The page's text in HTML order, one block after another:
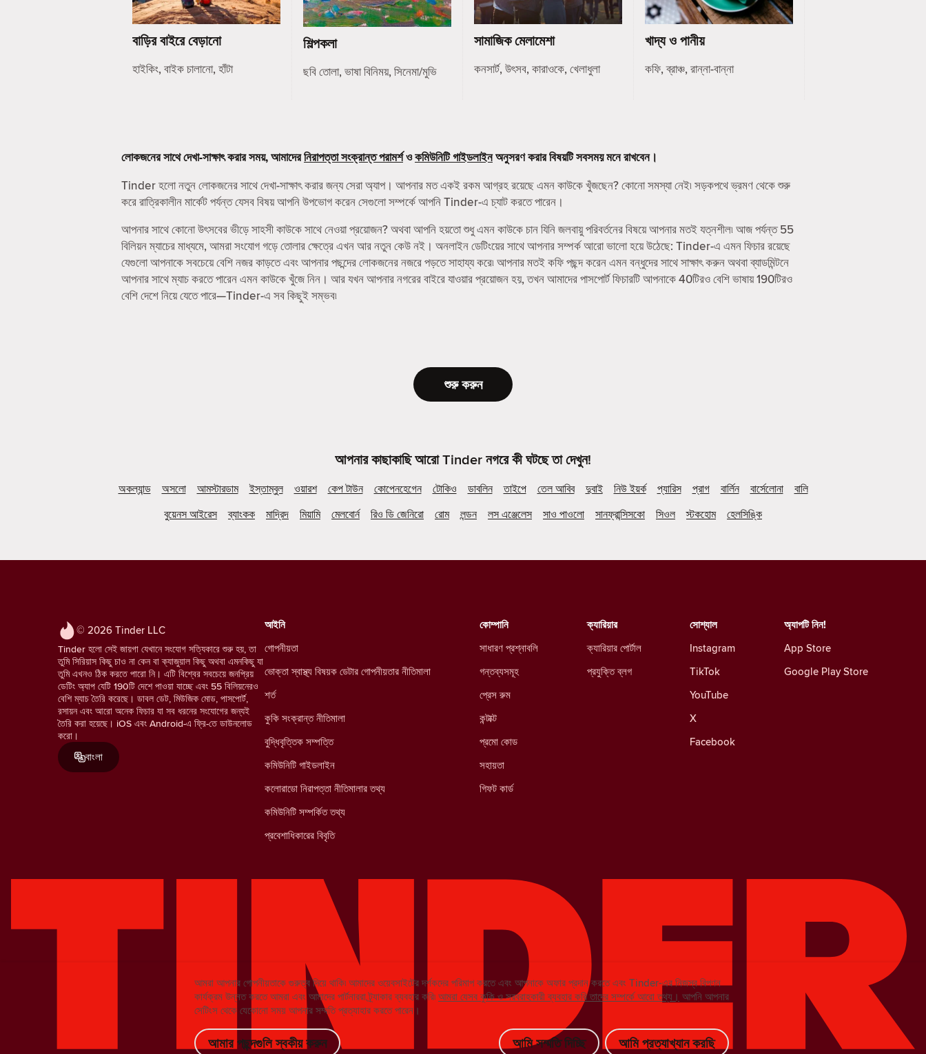
বাড়ির বাইরে বেড়ানো
হাইকিং, বাইক চালানো, হাঁটা
শিল্পকলা
ছবি তোলা, ভাষা বিনিময়, সিনেমা/মুভি
সামাজিক মেলামেশা
কনসার্ট, উৎসব, কারাওকে, খেলাধুলা
খাদ্য ও পানীয়
কফি, ব্রাঞ্চ, রান্না-বান্না
লোকজনের সাথে দেখা-সাক্ষাৎ করার সময়, আমাদেরনিরাপত্তা সংক্রান্ত পরামর্শওকমিউনিটি গাইডলাইনঅনুসরণ করার বিষয়টি সবসময় মনে রাখবেন।
Tinder হলো নতুন লোকজনের সাথে দেখা-সাক্ষাৎ করার জন্য সেরা অ্যাপ। আপনার মত একই রকম আগ্রহ রয়েছে এমন কাউকে খুঁজছেন? কোনো সমস্যা নেই৷ সড়কপথে ভ্রমণ থেকে শুরু
করে রাত্রিকালীন মার্কেট পর্যন্ত যেসব বিষয় আপনি উপভোগ করেন সেগুলো সম্পর্কে আপনি Tinder-এ চ্যাট করতে পারেন।
আপনার সাথে কোনো উৎসবের ভীড়ে সাহসী কাউকে সাথে নেওয়া প্রয়োজন? অথবা আপনি হয়তো শুধু এমন কাউকে চান যিনি জলবায়ু পরিবর্তনের বিষয়ে আপনার মতই যত্নশীল৷ আজ পর্যন্ত 55
বিলিয়ন ম্যাচের মাধ্যমে, আমরা সংযোগ গড়ে তোলার ক্ষেত্রে এখন আর নতুন কেউ নই। অনলাইন ডেটিংয়ের সাথে আপনার সম্পর্ক আরো ভালো হয়ে উঠেছে: Tinder-এ এমন ফিচার রয়েছে
যেগুলো আপনাকে সবচেয়ে বেশি নজর কাড়তে এবং আপনার পছন্দের লোকজনের নজরে পড়তে সাহায্য করে৷ আপনার মতই কফি পছন্দ করেন এমন বন্ধুদের সাথে সাক্ষাৎ করুন অথবা ব্যাডমিন্টনে
আপনার সাথে ম্যাচ করতে পারেন এমন কাউকে খুঁজে নিন। আর যখন আপনার নগরের বাইরে যাওয়ার প্রয়োজন হয়, তখন আমাদের পাসপোর্ট ফিচারটি আপনাকে 40টিরও বেশি ভাষায় 190টিরও
বেশি দেশে নিয়ে যেতে পারে—Tinder-এ সব কিছুই সম্ভব৷
শুরু করুন
আপনার কাছাকাছি আরো Tinder নগরে কী ঘটছে তা দেখুন!
অকল্যান্ড অসলো আমস্টারডাম ইস্তাম্বুল ওয়ারশ কেপ টাউন কোপেনহেগেন টোকিও ডাবলিন তাইপে তেল আবিব দুবাই নিউ ইয়র্ক প্যারিস প্রাগ বার্লিন বার্সেলোনা
বালি
বুয়েনস আইরেস
ব্যাংকক মাদ্রিদ মিয়ামি মেলবোর্ন রিও ডি জেনিরো রোম লন্ডন লস এঞ্জেলেস সাও পাওলো সানফ্রান্সিসকো সিওল স্টকহোম হেলসিঙ্কি
© 2026 Tinder LLC
Tinder হলো সেই জায়গা যেখানে সংযোগ সত্যিকারে শুরু হয়, তা
তুমি সিরিয়াস কিছু চাও না কেন বা ক্যাজুয়াল কিছু অথবা এমনকিছু যা
তুমি এখনও ঠিক করতে পারো নি। এটি বিশ্বের সবচেয়ে জনপ্রিয়
ডেটিং অ্যাপ যেটি 190টি দেশে পাওয়া যাচ্ছে এবং 55 বিলিয়নেরও
বেশি ম্যাচ তৈরি করেছে। ডাবল ডেট, মিউজিক মোড, পাসপোর্ট,
রসায়ন এবং আরো অনেক ফিচার যা সব ধরনের সংযোগের জন্যই
তৈরি করা হয়েছে। iOS এবং Android-এ ফ্রি-তে ডাউনলোড
করো।
বাংলা
সোশ্যাল
Instagram
TikTok
YouTube
X
Facebook
আইনি
গোপনীয়তা
ভোক্তা স্বাস্থ্য বিষয়ক ডেটার গোপনীয়তার নীতিমালা
শর্ত
কুকি সংক্রান্ত নীতিমালা
বুদ্ধিবৃত্তিক সম্পত্তি
কমিউনিটি গাইডলাইন
কলোরাডো নিরাপত্তা নীতিমালার তথ্য
কমিউনিটি সম্পর্কিত তথ্য
প্রবেশাধিকারের বিবৃতি
ক্যারিয়ার
ক্যারিয়ার পোর্টাল
প্রযুক্তি ব্লগ
কোম্পানি
সাধারণ প্রশ্নাবলি
গন্তব্যসমূহ
প্রেস রুম
কন্টাক্ট
প্রমো কোড
সহায়তা
গিফট কার্ড
অ্যাপটি নিন!
App Store
Google Play Store
আমরা আপনার গোপনীয়তাকে গুরুত্ব দিয়ে থাকি৷ আমাদের ওয়েবসাইটের দর্শকদের পরিমাপ করতে এবং আপনাকে অফার প্রদান করতে এবং Tinder-এর নিজস্ব বিপণন
কার্যক্রম উন্নত করতে আমরা এবং আমাদের পার্টনাররা ট্র্যাকার ব্যবহার করি৷আমরা যেসব কুকি ও সরবরাহকারী ব্যবহার করি তাদের সম্পর্কে আরো তথ্য। আপনি আপনার
সেটিংস থেকে যেকোনো সময় আপনার সম্মতি প্রত্যাহার করতে পারেন।
আমি সম্মতি দিচ্ছি আমি প্রত্যাখ্যান করছি
আমার পছন্দগুলি স্বকীয় করুন